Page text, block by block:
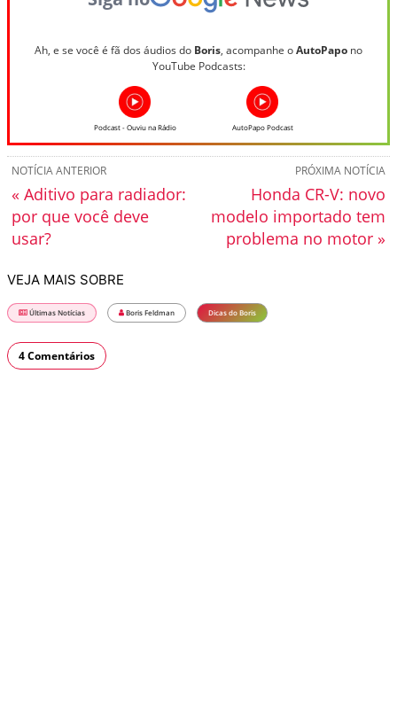
Ah, e se você é fã dos áudios do Boris, acompanhe oAutoPapo no
YouTube Podcasts:
Podcast - Ouviu na Rádio AutoPapo Podcast
PRÓXIMA NOTÍCIA
Honda CR-V: novo
modelo importado tem
problema no motor »
NOTÍCIA ANTERIOR
« Aditivo para radiador:
por que você deve
usar?
VEJA MAIS SOBRE
Últimas Notícias Boris Feldman Dicas do Boris
4 Comentários